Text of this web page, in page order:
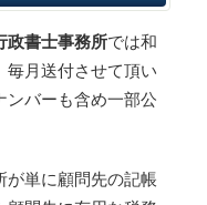
政書士事務所では和
毎月送付させて頂い
ンバーも含め一部公
が単に顧問先の記帳